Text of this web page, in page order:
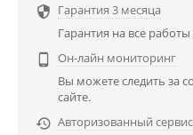
 Гарантия 3 месяца
Гарантия на все работы

Он-лайн мониторинг
Вы можете следить за
сайте.
 Авторизованный